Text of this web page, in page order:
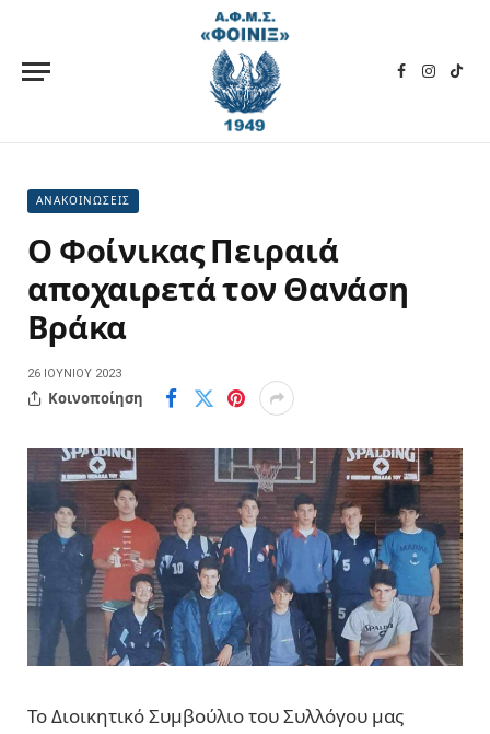
Facebook
ΑΝΑΚΟΙΝΩΣΕΙΣ
Ο Φοίνικας Πειραιά
αποχαιρετά τον Θανάση
Βράκα
26 ΙΟΥΝΊΟΥ 2023
Κοινοποίηση
Το Διοικητικό Συμβούλιο του Συλλόγου μας